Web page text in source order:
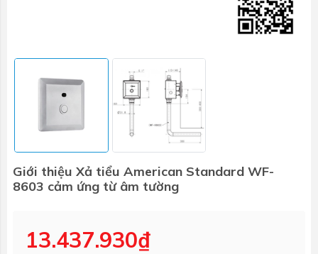
Giới thiệu Xả tiểu American Standard WF-
8603 cảm ứng từ âm tường
13.437.930₫